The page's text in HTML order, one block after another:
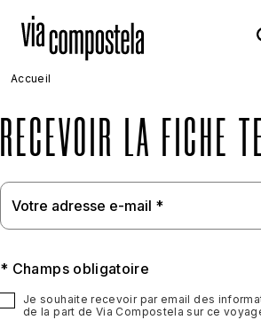
Accueil
RECEVOIR LA FICHE
* Champs obligatoire
Je souhaite recevoir par email des
de la part de Via Compostela sur ce